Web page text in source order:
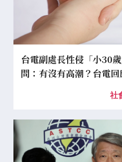
台電副處長性侵「小30
問：有沒有高潮？台電回
社